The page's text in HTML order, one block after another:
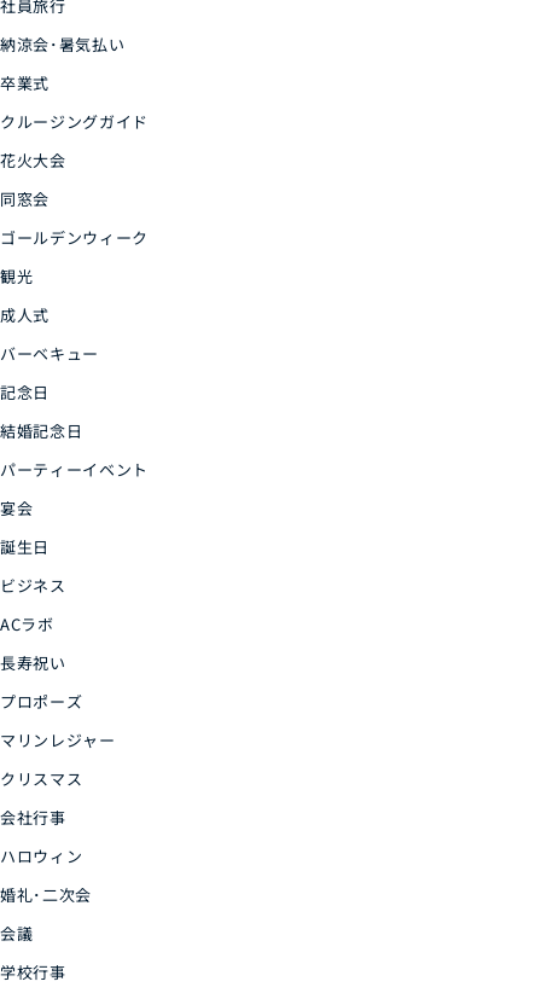
社員旅行
納涼会･暑気払い
卒業式
クルージングガイド
花火大会
同窓会
ゴールデンウィーク
観光
成人式
バーベキュー
記念日
結婚記念日
パーティーイベント
宴会
誕生日
ビジネス
ACラボ
長寿祝い
プロポーズ
マリンレジャー
クリスマス
会社行事
ハロウィン
婚礼･二次会
会議
学校行事